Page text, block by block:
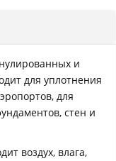
и
для уплотнения
для
стен и
воздух, влага,